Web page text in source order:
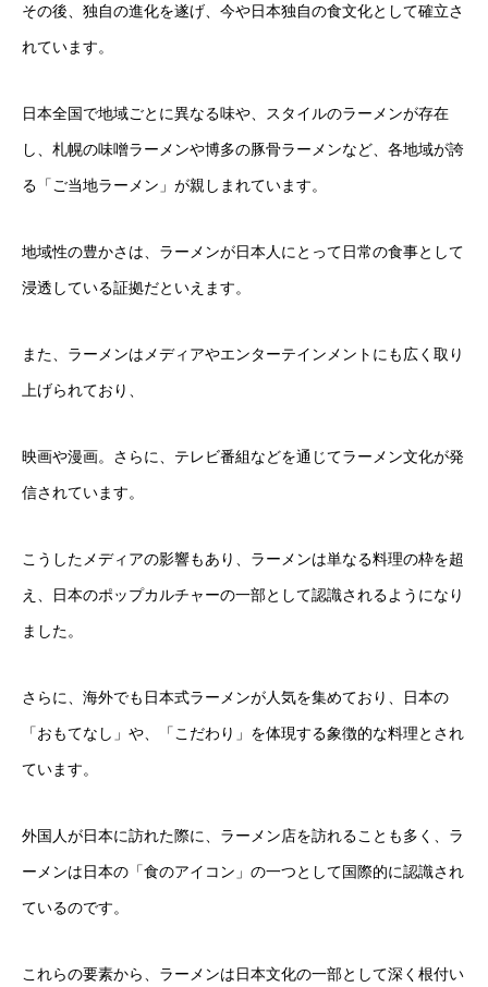
その後、独自の進化を遂げ、今や日本独自の食文化として確立さ
れています。
日本全国で地域ごとに異なる味や、スタイルのラーメンが存在
し、札幌の味噌ラーメンや博多の豚骨ラーメンなど、各地域が誇
る「ご当地ラーメン」が親しまれています。
地域性の豊かさは、ラーメンが日本人にとって日常の食事として
浸透している証拠だといえます。
また、ラーメンはメディアやエンターテインメントにも広く取り
上げられており、
映画や漫画。さらに、テレビ番組などを通じてラーメン文化が発
信されています。
こうしたメディアの影響もあり、ラーメンは単なる料理の枠を超
え、日本のポップカルチャーの一部として認識されるようになり
ました。
さらに、海外でも日本式ラーメンが人気を集めており、日本の
「おもてなし」や、「こだわり」を体現する象徴的な料理とされ
ています。
外国人が日本に訪れた際に、ラーメン店を訪れることも多く、ラ
ーメンは日本の「食のアイコン」の一つとして国際的に認識され
ているのです。
これらの要素から、ラーメンは日本文化の一部として深く根付い